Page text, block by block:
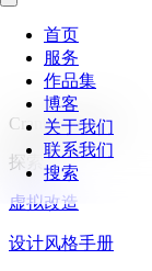
首页
服务
作品集
博客
关于我们
联系我们
搜索
Cranberryhome
探索
虚拟改造
设计风格手册